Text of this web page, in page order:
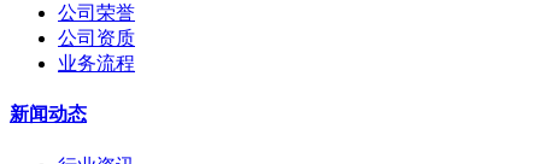
公司荣誉
公司资质
业务流程
新闻动态